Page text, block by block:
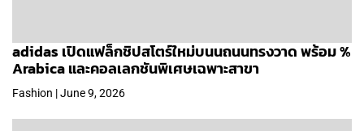
adidas เปิดแฟล็กชิปสโตร์ใหม่บนนถนนทรงวาด พร้อม %
Arabica และคอลเลกชันพิเศษเฉพาะสาขา
Fashion | June 9, 2026